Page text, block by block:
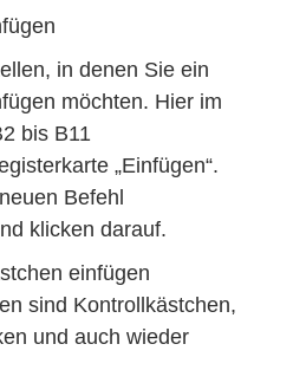
in denen Sie ein
möchten. Hier im
bis B11
„Einfügen“.
Befehl
klicken darauf.
sind Kontrollkästchen,
und auch wieder